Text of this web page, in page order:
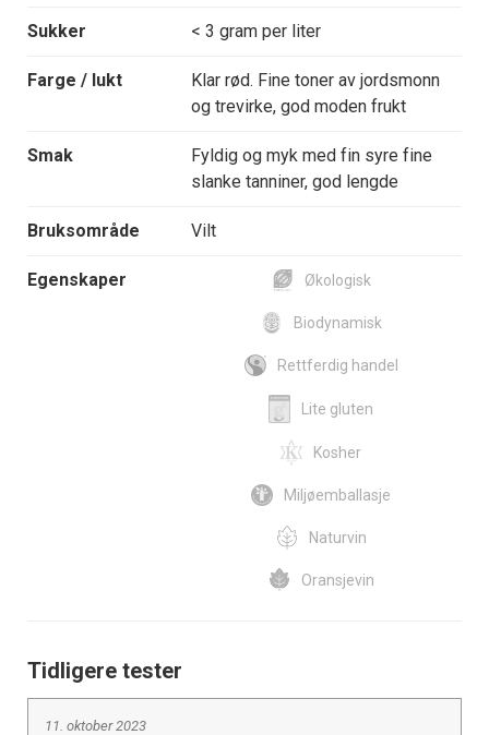
Sukker < 3 gram per liter
Farge / lukt
Klar rød. Fine toner av jordsmonn
og trevirke, god moden frukt
Smak
Fyldig og myk med fin syre fine
slanke tanniner, god lengde
Bruksområde Vilt
Egenskaper Økologisk
Biodynamisk
Rettferdig handel
Lite gluten
Kosher
Miljøemballasje
Naturvin
Oransjevin
Tidligere tester
11. oktober 2023